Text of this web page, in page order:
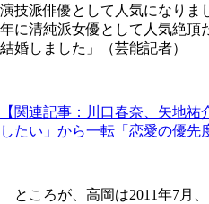
演技派俳優として人気になりま
年に清純派女優として人気絶頂
結婚しました」（芸能記者）
【関連記事：川口春奈、矢地
したい」から一転「恋愛の優先
ところが、高岡は2011年7月